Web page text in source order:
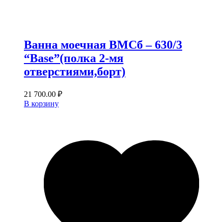
Ванна моечная ВМСб – 630/3
“Base”(полка 2-мя
отверстиями,борт)
21 700.00 ₽
В корзину